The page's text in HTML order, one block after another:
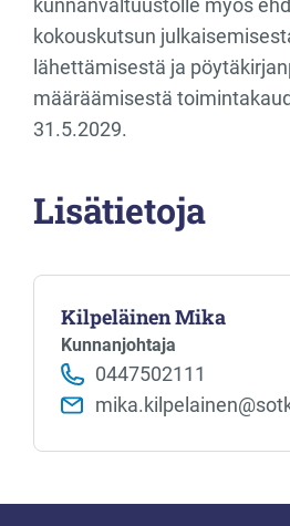
kunnanvaltuustolle myös
kokouskutsun
lähettämisestä ja
määräämisestä
31.5.2029.
Lisätietoja
Kilpeläinen Mika
Kunnanjohtaja
0447502111